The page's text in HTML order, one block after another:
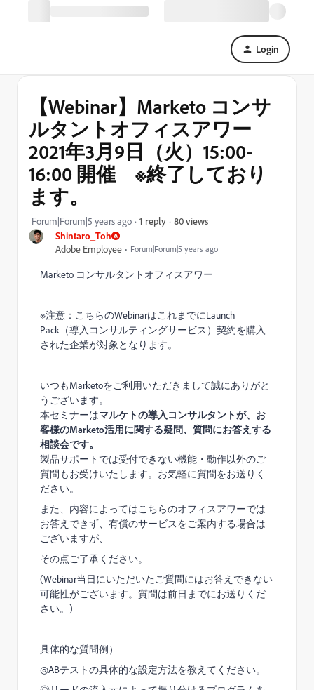
Login
Shintaro_Toh
Adobe Employee
Forum|Forum|5 years ago
【Webinar】Marketo コンサ
ルタントオフィスアワー
2021年3月9日（火）15:00-
16:00 開催 ※終了しており
ます。
Forum|Forum|5 years ago 1 reply 80 views
Marketo コンサルタントオフィスアワー
※注意：こちらのWebinarはこれまでにLaunch
Pack （導入コンサルティングサービス）契約を購入
された企業が対象となります。
いつもMarketoをご利用いただきまして誠にありがと
うございます。
本セミナーはマルケトの導入コンサルタントが、お
客様のMarketo活用に関する疑問、質問にお答えする
相談会です。
製品サポートでは受付できない機能・動作以外のご
質問もお受けいたします。お気軽に質問をお送りく
ださい。
また、内容によってはこちらのオフィスアワーでは
お答えできず、有償のサービスをご案内する場合は
ございますが、
その点ご了承ください。
(Webinar当日にいただいたご質問にはお答えできない
可能性がございます。質問は前日までにお送りくだ
さい。)
具体的な質問例）
◎ABテストの具体的な設定方法を教えてください。